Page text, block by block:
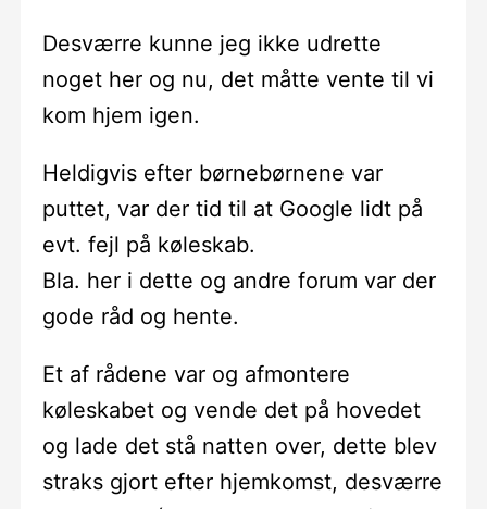
Desværre kunne jeg ikke udrette
noget her og nu, det måtte vente til vi
kom hjem igen.
Heldigvis efter børnebørnene var
puttet, var der tid til at Google lidt på
evt. fejl på køleskab.
Bla. her i dette og andre forum var der
gode råd og hente.
Et af rådene var og afmontere
køleskabet og vende det på hovedet
og lade det stå natten over, dette blev
straks gjort efter hjemkomst, desværre